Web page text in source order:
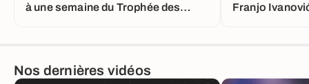
à une semaine du Trophée des
Franjo
Nos dernières vidéos